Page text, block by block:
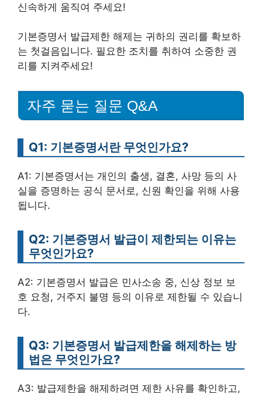
신속하게 움직여 주세요!
기본증명서 발급제한 해제는 귀하의 권리를 확보하
는 첫걸음입니다. 필요한 조치를 취하여 소중한 권
리를 지켜주세요!
자주 묻는 질문 Q&A
Q1: 기본증명서란 무엇인가요?
A1: 기본증명서는 개인의 출생, 결혼, 사망 등의 사
실을 증명하는 공식 문서로, 신원 확인을 위해 사용
됩니다.
Q2: 기본증명서 발급이 제한되는 이유는
무엇인가요?
A2: 기본증명서 발급은 민사소송 중, 신상 정보 보
호 요청, 거주지 불명 등의 이유로 제한될 수 있습니
다.
Q3: 기본증명서 발급제한을 해제하는 방
법은 무엇인가요?
A3: 발급제한을 해제하려면 제한 사유를 확인하고,